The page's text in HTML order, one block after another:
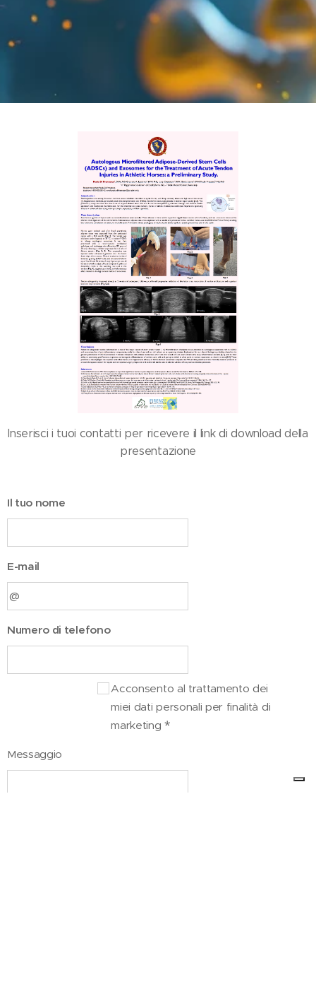
Inserisci i tuoi contatti per ricevere il link di download della
presentazione
Il tuo nome
E-mail
Numero di telefono
Acconsento al trattamento dei
miei dati personali per finalità di
marketing
Messaggio